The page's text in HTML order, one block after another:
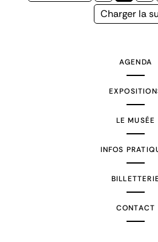
Page
Charger la
AGENDA
LE MUSÉE
INFOS
CONTACT